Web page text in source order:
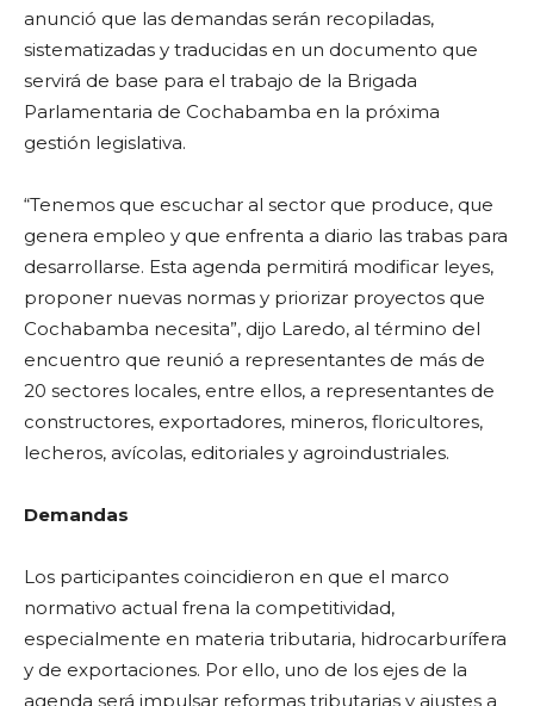
anunció que las demandas serán recopiladas,
sistematizadas y traducidas en un documento que
servirá de base para el trabajo de la Brigada
Parlamentaria de Cochabamba en la próxima
gestión legislativa.
“Tenemos que escuchar al sector que produce, que
genera empleo y que enfrenta a diario las trabas para
desarrollarse. Esta agenda permitirá modificar leyes,
proponer nuevas normas y priorizar proyectos que
Cochabamba necesita”, dijo Laredo, al término del
encuentro que reunió a representantes de más de
20 sectores locales, entre ellos, a representantes de
constructores, exportadores, mineros, floricultores,
lecheros, avícolas, editoriales y agroindustriales.
Demandas
Los participantes coincidieron en que el marco
normativo actual frena la competitividad,
especialmente en materia tributaria, hidrocarburífera
y de exportaciones. Por ello, uno de los ejes de la
agenda será impulsar reformas tributarias y ajustes a